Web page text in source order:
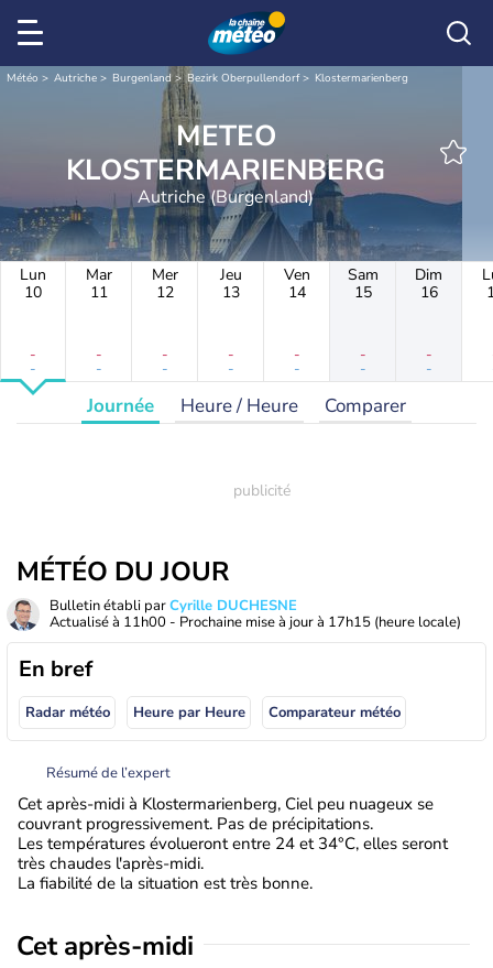
Météo Autriche Burgenland Bezirk Oberpullendorf Klostermarienberg
METEO
KLOSTERMARIENBERG
Autriche (Burgenland)
Lun
10
-
-
Mar
11
-
-
Mer
12
-
-
Jeu
13
-
-
Ven
14
-
-
Sam
15
-
-
Dim
16
-
-
Journée Heure / Heure Comparer
MÉTÉO DU JOUR
Bulletin établi parCyrille DUCHESNE
Actualisé à 11h00 - Prochaine mise à jour à 17h15 (heure locale)
En bref
Radar météo Heure par Heure Comparateur météo
Résumé de l’expert
Cet après-midi à Klostermarienberg, Ciel peu nuageux se
couvrant progressivement. Pas de précipitations.
Les températures évolueront entre 24 et 34°C, elles seront
très chaudes l'après-midi.
La fiabilité de la situation est très bonne.
Cet après-midi